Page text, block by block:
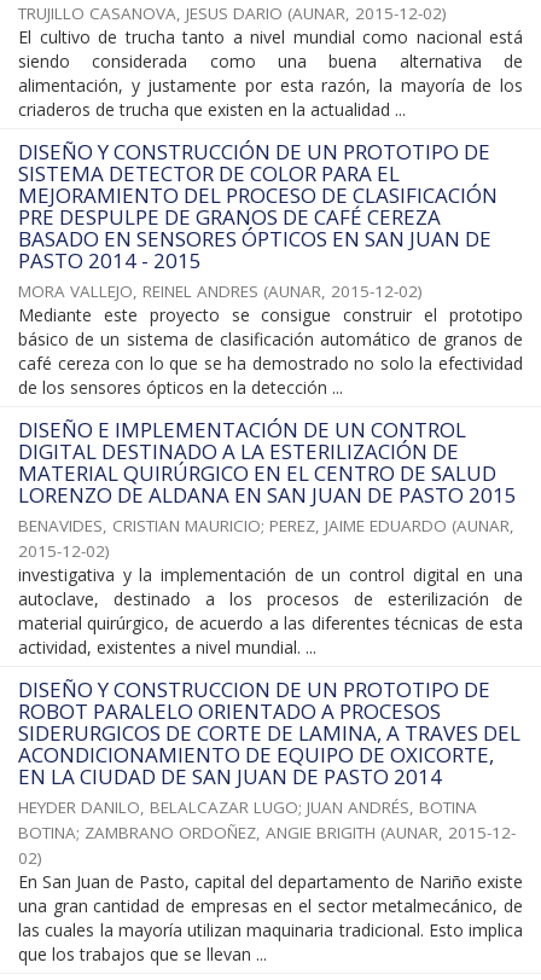
TRUJILLO CASANOVA, JESUS DARIO (AUNAR, 2015-12-02)
El cultivo de trucha tanto a nivel mundial como nacional está
siendo considerada como una buena alternativa de
alimentación, y justamente por esta razón, la mayoría de los
criaderos de trucha que existen en la actualidad ...
DISEÑO Y CONSTRUCCIÓN DE UN PROTOTIPO DE
SISTEMA DETECTOR DE COLOR PARA EL
MEJORAMIENTO DEL PROCESO DE CLASIFICACIÓN
PRE DESPULPE DE GRANOS DE CAFÉ CEREZA
BASADO EN SENSORES ÓPTICOS EN SAN JUAN DE
PASTO 2014 - 2015
MORA VALLEJO, REINEL ANDRES (AUNAR, 2015-12-02)
Mediante este proyecto se consigue construir el prototipo
básico de un sistema de clasificación automático de granos de
café cereza con lo que se ha demostrado no solo la efectividad
de los sensores ópticos en la detección ...
DISEÑO E IMPLEMENTACIÓN DE UN CONTROL
DIGITAL DESTINADO A LA ESTERILIZACIÓN DE
MATERIAL QUIRÚRGICO EN EL CENTRO DE SALUD
LORENZO DE ALDANA EN SAN JUAN DE PASTO 2015
BENAVIDES, CRISTIAN MAURICIO; PEREZ, JAIME EDUARDO (AUNAR,
2015-12-02)
investigativa y la implementación de un control digital en una
autoclave, destinado a los procesos de esterilización de
material quirúrgico, de acuerdo a las diferentes técnicas de esta
actividad, existentes a nivel mundial. ...
DISEÑO Y CONSTRUCCION DE UN PROTOTIPO DE
ROBOT PARALELO ORIENTADO A PROCESOS
SIDERURGICOS DE CORTE DE LAMINA, A TRAVES DEL
ACONDICIONAMIENTO DE EQUIPO DE OXICORTE,
EN LA CIUDAD DE SAN JUAN DE PASTO 2014
HEYDER DANILO, BELALCAZAR LUGO; JUAN ANDRÉS, BOTINA
BOTINA; ZAMBRANO ORDOÑEZ, ANGIE BRIGITH (AUNAR, 2015-12-
02)
En San Juan de Pasto, capital del departamento de Nariño existe
una gran cantidad de empresas en el sector metalmecánico, de
las cuales la mayoría utilizan maquinaria tradicional. Esto implica
que los trabajos que se llevan ...